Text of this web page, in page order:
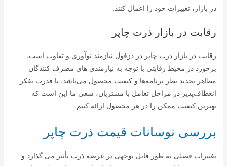
در بازار، تغییرات خود را اعمال کنند.
رقابت در بازار ذرت چاپر
رقابت در بازار ذرت چاپر در دزفول نیازمند نوآوری و تفاوت است.
برخورد در محیط رقابتی با توجه به نیازمندی های مصرف کنندگان
مظاهر تجدید نظر برنامه‌ها و کیفیت محصول می‌باشد. با قدرت تفکر
انعطاف‌پذیر در مراحل تعامل با مشتریان، سعی ما این است که
بهترین کیفیت ممکن را در هر محصول ارائه کنیم.
بررسی نوسانات قیمت ذرت چاپر
تغییرات فصلی به طور قابل توجهی بر عرضه ذرت تأثیر می گذارد و